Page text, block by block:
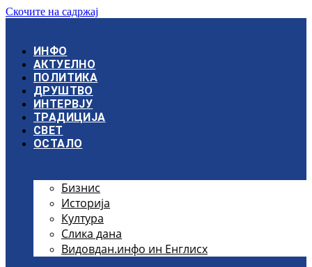
Скочите на садржај
ИНФО
АКТУЕЛНО
ПОЛИТИКА
ДРУШТВО
ИНТЕРВЈУ
ТРАДИЦИЈА
СВЕТ
ОСТАЛО
Бизнис
Историја
Култура
Слика дана
Видовдан.инфо ин Енглисх